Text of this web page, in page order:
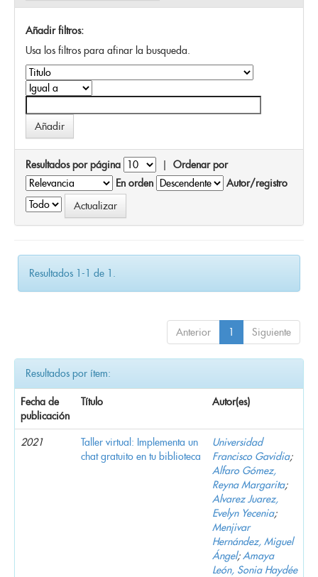
Añadir filtros:
Usa los filtros para afinar la busqueda.
Resultados por página | Ordenar por
En orden
Autor/registro
Resultados 1-1 de 1.
Anterior 1 Siguiente
Resultados por ítem:
Fecha de
publicación
Título Autor(es)
2021
Taller virtual: Implementa un
chat gratuito en tu biblioteca
Universidad
Francisco Gavidia;
Alfaro Gómez,
Reyna Margarita;
Alvarez Juarez,
Evelyn Yecenia;
Menjivar
Hernández, Miguel
Ángel; Amaya
León, Sonia Haydée